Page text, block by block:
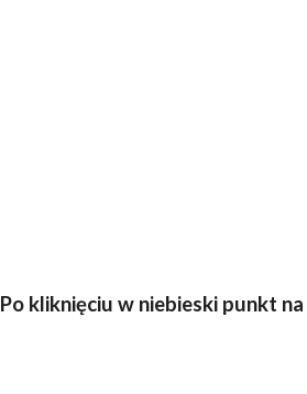
Po kliknięciu w niebieski punkt